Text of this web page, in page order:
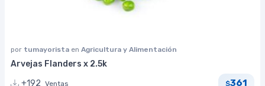
por tumayorista en Agricultura y Alimentación
Arvejas Flanders x 2.5k
+192 Ventas $361